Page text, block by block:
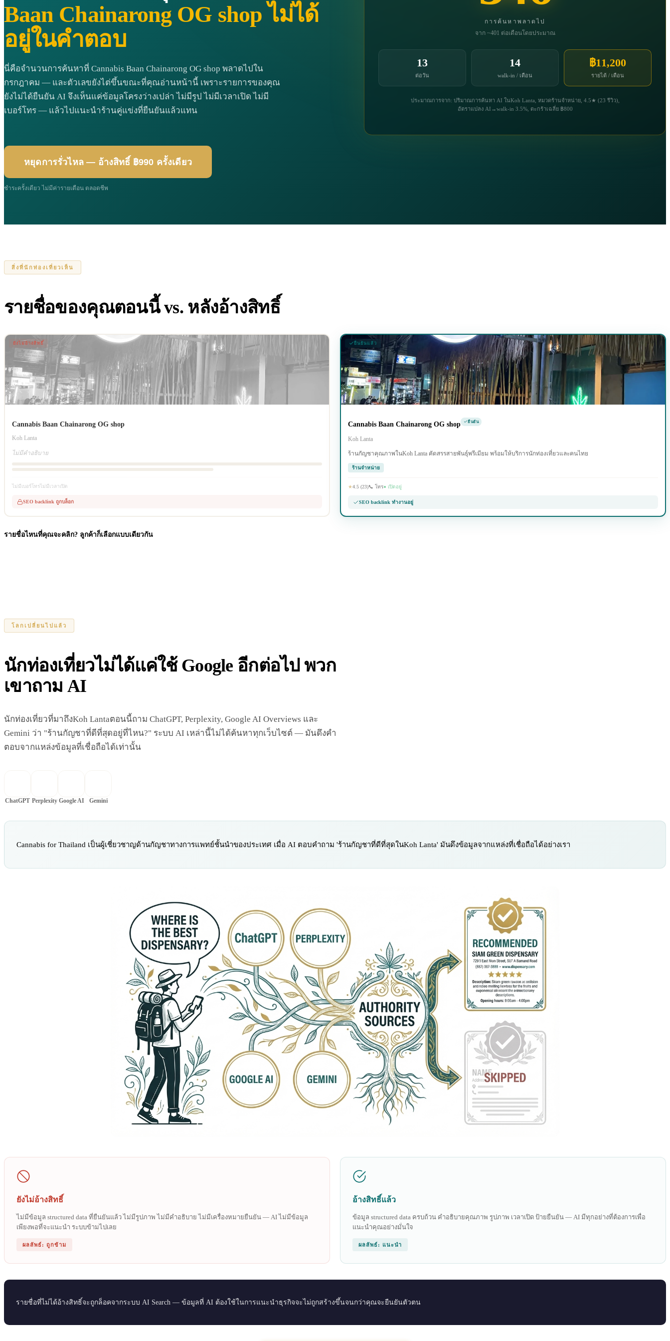
Baan Chainarong OG shop ไม่ได้
อยู่ในคำตอบ
นี่คือจำนวนการค้นหาที่ Cannabis Baan Chainarong OG shop พลาดไปใน
กรกฎาคม — และตัวเลขยังไต่ขึ้นขณะที่คุณอ่านหน้านี้ เพราะรายการของคุณ
ยังไม่ได้ยืนยัน AI จึงเห็นแค่ข้อมูลโครงว่างเปล่า ไม่มีรูป ไม่มีเวลาเปิด ไม่มี
เบอร์โทร — แล้วไปแนะนำร้านคู่แข่งที่ยืนยันแล้วแทน
การค้นหาพลาดไป
จาก ~401 ต่อเดือนโดยประมาณ
13
ต่อวัน
14
walk-in / เดือน
฿11,200
รายได้ / เดือน
ประมาณการจาก: ปริมาณการค้นหา AI ในKoh Lanta, หมวดร้านจำหน่าย, 4.5★ (23 รีวิว),
อัตราแปลง AI→walk-in 3.5%, ตะกร้าเฉลี่ย ฿800
หยุดการรั่วไหล — อ้างสิทธิ์ ฿990 ครั้งเดียว
ชำระครั้งเดียว ไม่มีค่ารายเดือน ตลอดชีพ
สิ่งที่นักท่องเที่ยวเห็น
รายชื่อของคุณตอนนี้ vs. หลังอ้างสิทธิ์
ยังไม่อ้างสิทธิ์
Cannabis Baan Chainarong OG shop
Koh Lanta
ไม่มีคำอธิบาย
ไม่มีเบอร์โทรไม่มีเวลาเปิด
SEO backlink ถูกบล็อก
ยืนยันแล้ว
Cannabis Baan Chainarong OG shop ยืนยัน
Koh Lanta
ร้านกัญชาคุณภาพในKoh Lanta คัดสรรสายพันธุ์พรีเมียม พร้อมให้บริการนักท่องเที่ยวและคนไทย
ร้านจำหน่าย
★4.5 (23)📞 โทร● เปิดอยู่
SEO backlink ทำงานอยู่
รายชื่อไหนที่คุณจะคลิก? ลูกค้าก็เลือกแบบเดียวกัน
โลกเปลี่ยนไปแล้ว
นักท่องเที่ยวไม่ได้แค่ใช้ Google อีกต่อไป พวก
เขาถาม AI
นักท่องเที่ยวที่มาถึงKoh Lantaตอนนี้ถาม ChatGPT, Perplexity, Google AI Overviews และ
Gemini ว่า "ร้านกัญชาที่ดีที่สุดอยู่ที่ไหน?" ระบบ AI เหล่านี้ไม่ได้ค้นหาทุกเว็บไซต์ — มันดึงคำ
ตอบจากแหล่งข้อมูลที่เชื่อถือได้เท่านั้น
ChatGPT Perplexity Google AI Gemini
Cannabis for Thailand เป็นผู้เชี่ยวชาญด้านกัญชาทางการแพทย์ชั้นนำของประเทศ เมื่อ AI ตอบคำถาม 'ร้านกัญชาที่ดีที่สุดในKoh Lanta' มันดึงข้อมูลจากแหล่งที่เชื่อถือได้อย่างเรา
ยังไม่อ้างสิทธิ์
ไม่มีข้อมูล structured data ที่ยืนยันแล้ว ไม่มีรูปภาพ ไม่มีคำอธิบาย ไม่มีเครื่องหมายยืนยัน — AI ไม่มีข้อมูล
เพียงพอที่จะแนะนำ ระบบข้ามไปเลย
ผลลัพธ์: ถูกข้าม
อ้างสิทธิ์แล้ว
ข้อมูล structured data ครบถ้วน คำอธิบายคุณภาพ รูปภาพ เวลาเปิด ป้ายยืนยัน — AI มีทุกอย่างที่ต้องการเพื่อ
แนะนำคุณอย่างมั่นใจ
ผลลัพธ์: แนะนำ
รายชื่อที่ไม่ได้อ้างสิทธิ์จะถูกล็อคจากระบบ AI Search — ข้อมูลที่ AI ต้องใช้ในการแนะนำธุรกิจจะไม่ถูกสร้างขึ้นจนกว่าคุณจะยืนยันตัวตน